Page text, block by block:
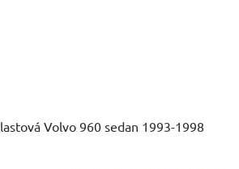
Volvo 960 sedan 1993-1998